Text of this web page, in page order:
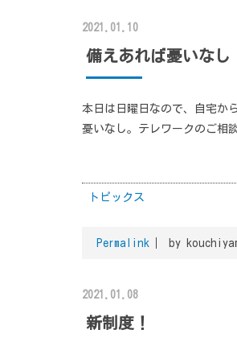
2021.01.10
備えあれば憂いなし
本日は日曜日なので、自宅か
憂いなし。テレワークのご相
トピックス
Permalink by
2021.01.08
新制度！